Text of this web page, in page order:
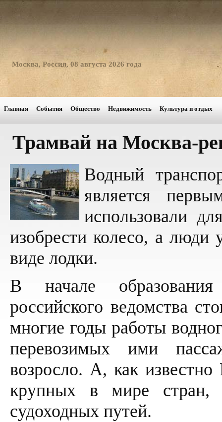
Москва, Россия, 08 августа 2026 года
Главная События Общество Недвижимость Культура и отдых
Трамвай на Москва-
Водный
является
использовали
изобрести колесо, а люди
виде лодки.
В начале образования
российского ведомства
многие годы работы
перевозимых ими
возросло. А, как
крупных в мире стран,
судоходных путей.